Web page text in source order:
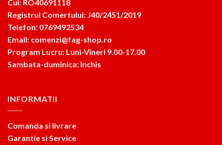
Cui: RO40691118
Registrul Comertului: J40/2451/2019
Telefon: 0769492534
Email: comenzi@fag-shop.ro
Program Lucru: Luni-Vineri 9.00-17.00
Sambata-duminica: Inchis
INFORMATII
Comanda si livrare
Garantie si Service